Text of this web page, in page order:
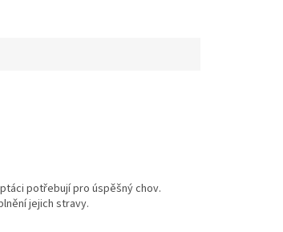
potřebují pro úspěšný chov.
jejich stravy.